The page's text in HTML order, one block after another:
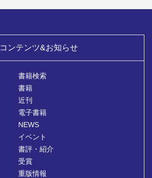
コンテンツ&お知らせ
書籍検索
書籍
近刊
電子書籍
NEWS
イベント
書評・紹介
受賞
重版情報